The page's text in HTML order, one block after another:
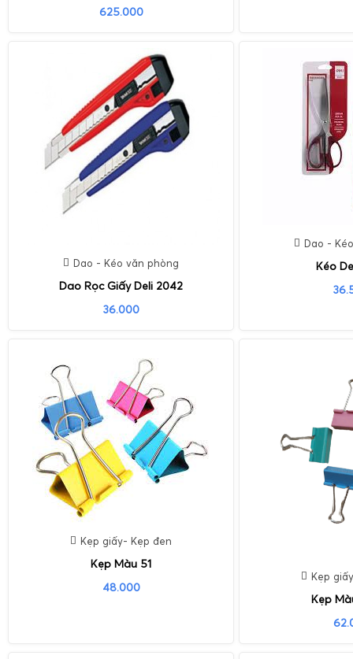
625.000
Dao - Kéo văn phòng
Dao Rọc Giấy Deli 2042
36.000
Dao -
Kéo
Kẹp giấy- Kẹp đen
Kẹp Màu 51
48.000
Kẹp
Kẹp